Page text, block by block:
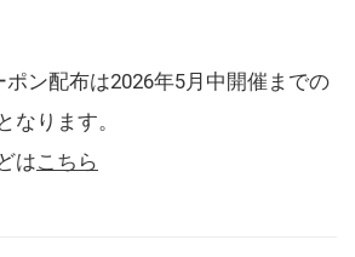
ン配布は2026年5月中開催までの
なります。
はこちら